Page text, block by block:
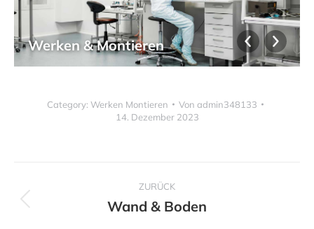
Werken & Montieren
Category: Werken Montieren Von admin348133
14. Dezember 2023
Navigation
ZURÜCK
Vorheriges
Wand & Boden